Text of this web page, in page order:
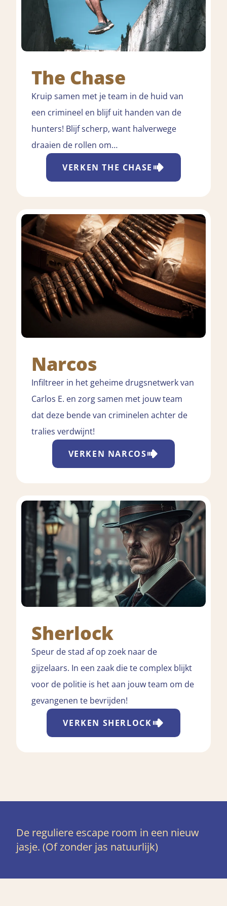
The Chase
Kruip samen met je team in de huid van
een crimineel en blijf uit handen van de
hunters! Blijf scherp, want halverwege
draaien de rollen om…
VERKENTHE CHASE
Narcos
Infiltreer in het geheime drugsnetwerk van
Carlos E. en zorg samen met jouw team
dat deze bende van criminelen achter de
tralies verdwijnt!
VERKEN NARCOS
Sherlock
Speur de stad af op zoek naar de
gijzelaars. In een zaak die te complex blijkt
voor de politie is het aan jouw team om de
gevangenen te bevrijden!
VERKEN SHERLOCK
De reguliere escape room in een nieuw
jasje. (Of zonder jas natuurlijk)